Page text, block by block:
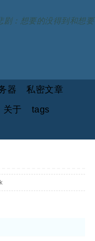
：想要的没得到和想要
器
私密文章
关于
tags